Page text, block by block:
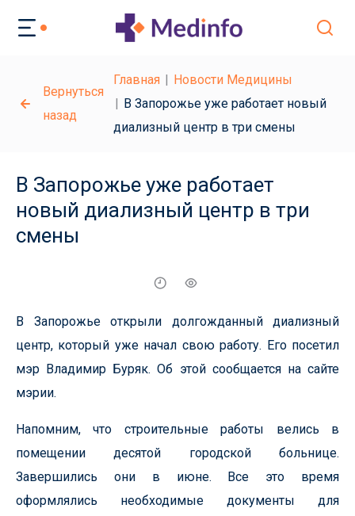
Вернуться
назад
Главная
Новости Медицины
В Запорожье уже работает новый
диализный центр в три смены
В Запорожье уже работает
новый диализный центр в три
смены
В Запорожье открыли долгожданный диализный
центр, который уже начал свою работу. Его посетил
мэр Владимир Буряк. Об этой сообщается на сайте
мэрии.
Напомним, что строительные работы велись в
помещении десятой городской больнице.
Завершились они в июне. Все это время
оформлялись необходимые документы для